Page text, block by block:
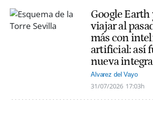
Google
viajar al
más con
artificial: así
nueva
Alvarez del Vayo
31/07/2026 17:03h